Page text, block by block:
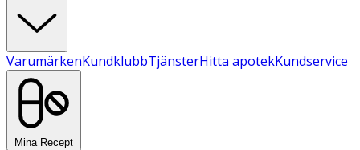
VarumärkenKundklubbTjänsterHitta apotekKundservice
Mina Recept